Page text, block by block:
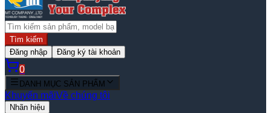
Tìm kiếm
Đăng nhập
Đăng ký tài khoản
0
DANH MỤC SẢN PHẨM
Khuyến mãiVề chúng tôi
Nhãn hiệu